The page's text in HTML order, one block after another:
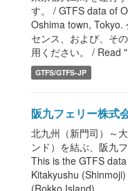
す。 / GTFS data of
Oshima town, Tokyo.
センス、および、そ
用ください。 / Read
GTFS/GTFS-JP
阪九フェリー株式
北九州（新門司）～
ンド）を結ぶ、阪九
This is the GTFS
Kitakyushu
(Rokko Island)...